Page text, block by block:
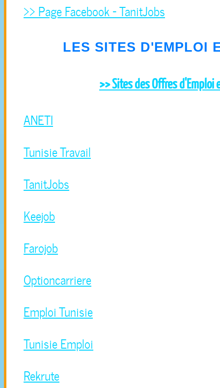
>> Page Facebook - TanitJobs
LES SITES D'EMPLOI
>> Sites des Offres d'Emploi
ANETI
Tunisie Travail
TanitJobs
Keejob
Farojob
Optioncarriere
Emploi Tunisie
Tunisie Emploi
Rekrute